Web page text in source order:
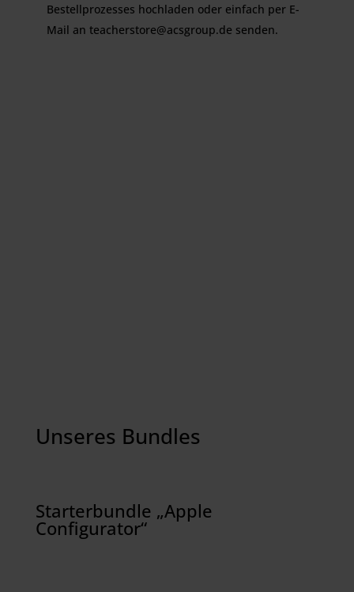
Bestellprozesses hochladen oder einfach per E-
Mail an teacherstore@acsgroup.de senden.
Unseres Bundles
Starterbundle „Apple
Configurator“